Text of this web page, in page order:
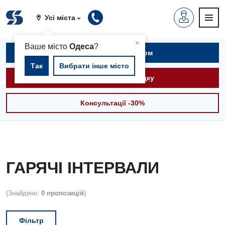
Усі міста
×
Ваше містоОдеса?
Так Вибрати інше місто
Записатися на прийом
Викликати швидку
Консультації -30%
ГАРЯЧІ ІНТЕРВАЛИ
(Знайдено: 0 пропозицій)
Фільтр